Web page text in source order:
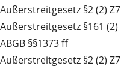
Außerstreitgesetz §2 (2) Z7
Außerstreitgesetz §161 (2)
ABGB §§1373 ff
Außerstreitgesetz §2 (2) Z7